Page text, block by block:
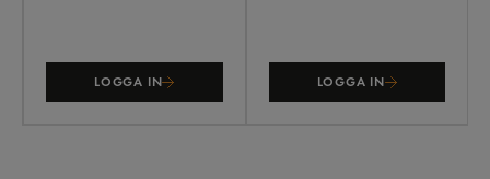
LOGGA IN LOGGA IN